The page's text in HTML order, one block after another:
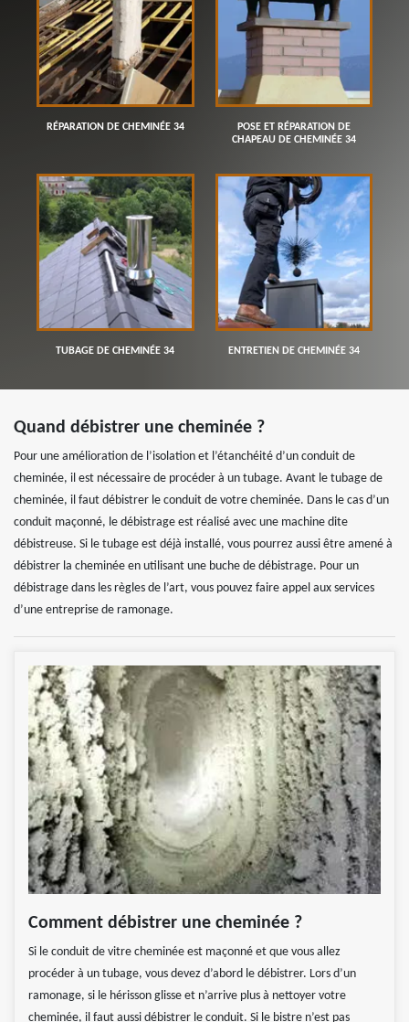
RÉPARATION DE CHEMINÉE 34
POSE ET RÉPARATION DE
CHAPEAU DE CHEMINÉE 34
TUBAGE DE CHEMINÉE 34 ENTRETIEN DE CHEMINÉE 34
Quand débistrer une cheminée ?
Pour une amélioration de l’isolation et l’étanchéité d’un conduit de
cheminée, il est nécessaire de procéder à un tubage. Avant le tubage de
cheminée, il faut débistrer le conduit de votre cheminée. Dans le cas d’un
conduit maçonné, le débistrage est réalisé avec une machine dite
débistreuse. Si le tubage est déjà installé, vous pourrez aussi être amené à
débistrer la cheminée en utilisant une buche de débistrage. Pour un
débistrage dans les règles de l’art, vous pouvez faire appel aux services
d’une entreprise de ramonage.
Comment débistrer une cheminée ?
Si le conduit de vitre cheminée est maçonné et que vous allez
procéder à un tubage, vous devez d’abord le débistrer. Lors d’un
ramonage, si le hérisson glisse et n’arrive plus à nettoyer votre
cheminée, il faut aussi débistrer le conduit. Si le bistre n’est pas